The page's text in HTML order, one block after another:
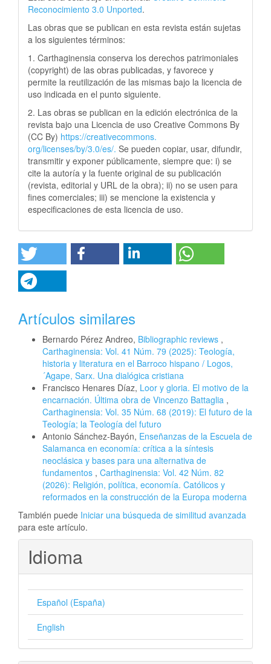
Reconocimiento 3.0 Unported.
Las obras que se publican en esta revista están sujetas
a los siguientes términos:
1. Carthaginensia conserva los derechos patrimoniales
(copyright) de las obras publicadas, y favorece y
permite la reutilización de las mismas bajo la licencia de
uso indicada en el punto siguiente.
2. Las obras se publican en la edición electrónica de la
revista bajo una Licencia de uso Creative Commons By
(CC By) https://creativecommons.
org/licenses/by/3.0/es/. Se pueden copiar, usar, difundir,
transmitir y exponer públicamente, siempre que: i) se
cite la autoría y la fuente original de su publicación
(revista, editorial y URL de la obra); ii) no se usen para
fines comerciales; iii) se mencione la existencia y
especificaciones de esta licencia de uso.
Artículos similares
Bernardo Pérez Andreo, Bibliographic reviews ,
Carthaginensia: Vol. 41 Núm. 79 (2025): Teología,
historia y literatura en el Barroco hispano / Logos,
´Agape, Sarx. Una dialógica cristiana
Francisco Henares Díaz, Loor y gloria. El motivo de la
encarnación. Última obra de Vincenzo Battaglia ,
Carthaginensia: Vol. 35 Núm. 68 (2019): El futuro de la
Teología; la Teología del futuro
Antonio Sánchez-Bayón, Enseñanzas de la Escuela de
Salamanca en economía: crítica a la síntesis
neoclásica y bases para una alternativa de
fundamentos , Carthaginensia: Vol. 42 Núm. 82
(2026): Religión, política, economía. Católicos y
reformados en la construcción de la Europa moderna
También puede Iniciar una búsqueda de similitud avanzada
para este artículo.
Idioma
Español (España)
English